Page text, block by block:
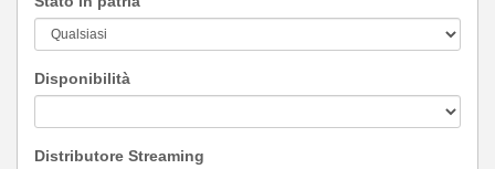
Disponibilità
Distributore Streaming